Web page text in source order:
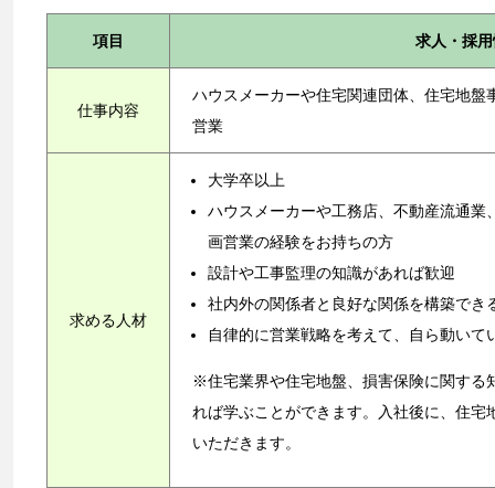
項目 求人・採
仕事内容
ハウスメーカーや住宅関連団体、住宅地
営業
求める人材
大学卒以上
ハウスメーカーや工務店、不動産流通
画営業の経験をお持ちの方
設計や工事監理の知識があれば歓迎
社内外の関係者と良好な関係を構築でき
自律的に営業戦略を考えて、自ら動いて
※住宅業界や住宅地盤、損害保険に関する
れば学ぶことができます。入社後に、住
いただきます。